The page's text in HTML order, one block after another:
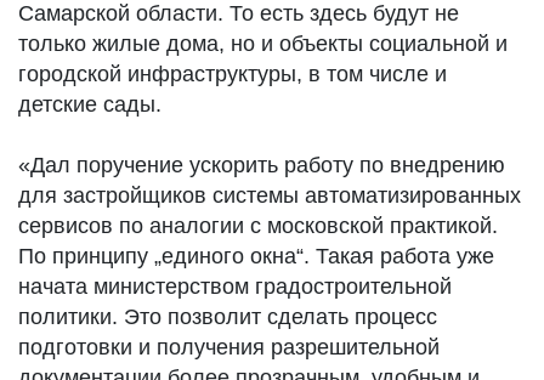
Самарской области. То есть здесь будут не
только жилые дома, но и объекты социальной и
городской инфраструктуры, в том числе и
детские сады.
«Дал поручение ускорить работу по внедрению
для застройщиков системы автоматизированных
сервисов по аналогии с московской практикой.
По принципу „единого окна“. Такая работа уже
начата министерством градостроительной
политики. Это позволит сделать процесс
подготовки и получения разрешительной